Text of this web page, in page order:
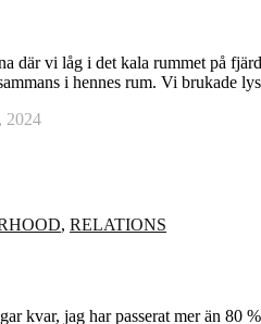
där vi låg i det kala rummet på
i hennes rum. Vi brukade
2024
, RELATIONS
kvar, jag har passerat mer än